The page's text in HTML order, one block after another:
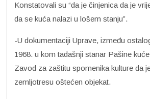
Konstatovali su “da je činjenica da je
da se kuća nalazi u lošem stanju”.
-U dokumentaciji Uprave, između
1968. u kom tadašnji stanar Pašine
Zavod za zaštitu spomenika kulture da
zemljotresu oštećen objekat.